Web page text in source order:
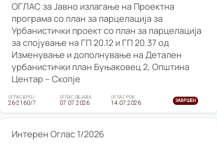
ОГЛАС за Јавно излагање на Проектна
програма со план за парцелација за
Урбанистички проект со план за парцелација
за спојување на ГП 20.12 и ГП 20.37 од
Изменување и дополнување на Детален
урбанистички план Буњаковец 2, Општина
Центар – Скопје
ОГЛАС БРОЈ
26-2160/7
ОГЛАС ОБЈАВА
07.07.2026
ОГЛАС РОК
14.07.2026 ЗАВРШЕН
Интерен Оглас 1/2026